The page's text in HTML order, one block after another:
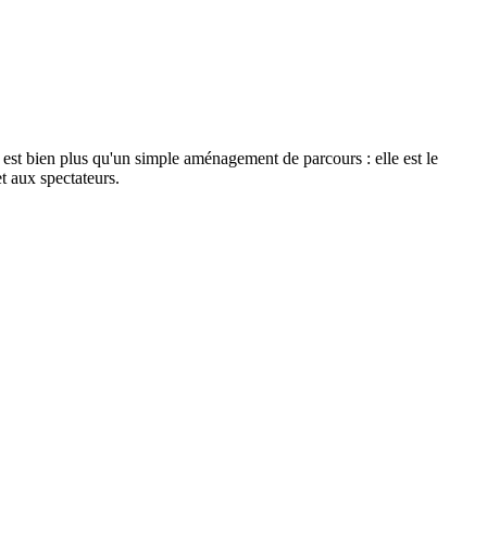
bien plus qu'un simple aménagement de parcours : elle est le
aux spectateurs.